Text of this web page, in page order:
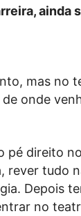
ainda
mas no
onde
pé direito
rever tudo
Depois
no